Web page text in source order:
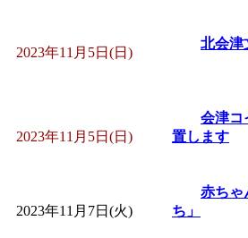
間：2026/
赤ちゃん
間：2026/
「みなづる
2023年11月5日(日)
北会津
2023年11月5日(日)
会津コ
置します
2023年11月7日(火)
赤ちゃ
ち」